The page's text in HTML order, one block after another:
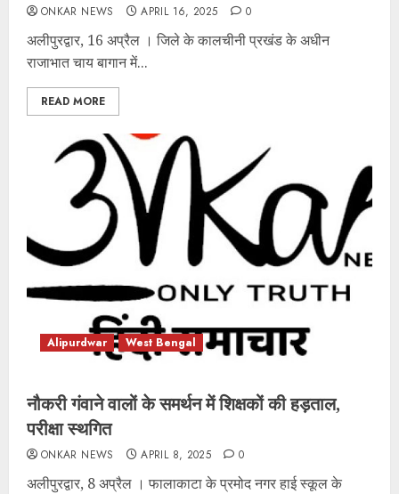
ONKAR NEWS APRIL 16, 2025 0
अलीपुरद्वार, 16 अप्रैल । जिले के कालचीनी प्रखंड के अधीन
राजाभात चाय बागान में...
READ MORE
Alipurdwar West Bengal
नौकरी गंवाने वालों के समर्थन में शिक्षकों की हड़ताल,
परीक्षा स्थगित
ONKAR NEWS APRIL 8, 2025 0
अलीपुरद्वार, 8 अप्रैल । फालाकाटा के प्रमोद नगर हाई स्कूल के